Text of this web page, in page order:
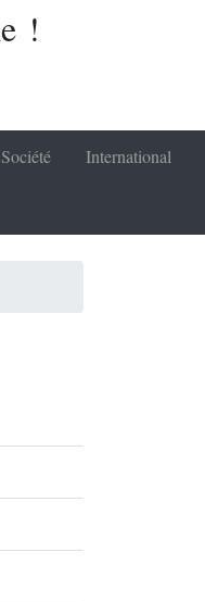
!
Société International